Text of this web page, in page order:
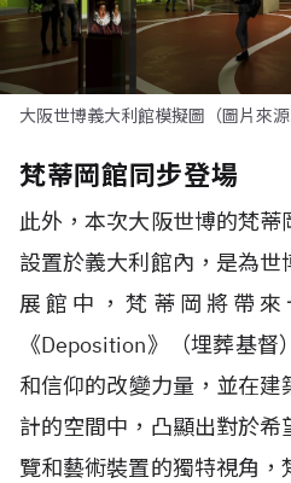
大阪世博義大利館模擬圖（圖片來
梵蒂岡館同步登場
此外，本次大阪世博的梵蒂
設置於義大利館內，是為
展館中，梵蒂岡將帶
《Deposition》（埋葬基
和信仰的改變力量，並在
計的空間中，凸顯出對於
覽和藝術裝置的獨特視角